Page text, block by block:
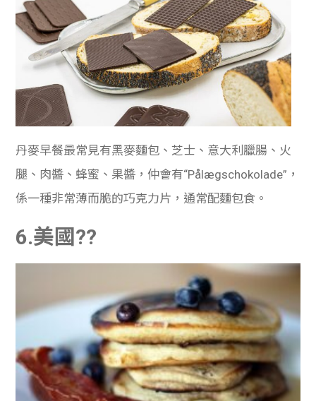
丹麥早餐最常見有黑麥麵包、芝士、意大利臘腸、火
腿、肉醬、蜂蜜、果醬，仲會有“Pålægschokolade”，
係一種非常薄而脆的巧克力片，通常配麵包食。
6.美國??